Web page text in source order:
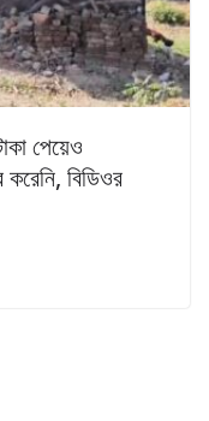
পেয়েও
বিডিওর